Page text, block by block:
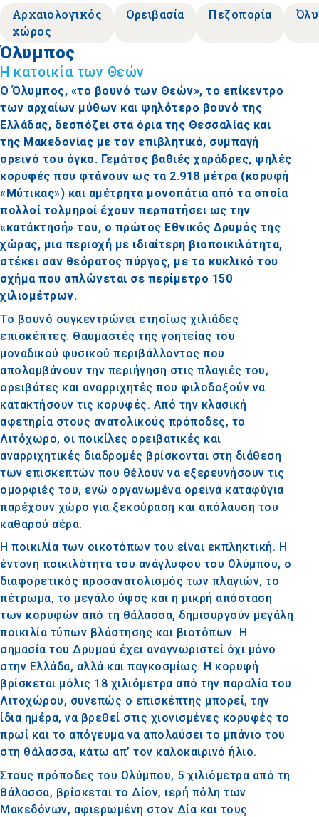
Αρχαιολογικός
χώρος
Ορειβασία Πεζοπορία
Όλυμπος
Η κατοικία των Θεών
Ο Όλυμπος, «το βουνό των Θεών», το επίκεντρο
των αρχαίων μύθων και ψηλότερο βουνό της
Ελλάδας, δεσπόζει στα όρια της Θεσσαλίας και
της Μακεδονίας με τον επιβλητικό, συμπαγή
ορεινό του όγκο. Γεμάτος βαθιές χαράδρες, ψηλές
κορυφές που φτάνουν ως τα 2.918 μέτρα (κορυφή
«Μύτικας») και αμέτρητα μονοπάτια από τα οποία
πολλοί τολμηροί έχουν περπατήσει ως την
«κατάκτησή» του, ο πρώτος Εθνικός Δρυμός της
χώρας, μια περιοχή με ιδιαίτερη βιοποικιλότητα,
στέκει σαν θεόρατος πύργος, με το κυκλικό του
σχήμα που απλώνεται σε περίμετρο 150
χιλιομέτρων.
Το βουνό συγκεντρώνει ετησίως χιλιάδες
επισκέπτες. Θαυμαστές της γοητείας του
μοναδικού φυσικού περιβάλλοντος που
απολαμβάνουν την περιήγηση στις πλαγιές του,
ορειβάτες και αναρριχητές που φιλοδοξούν να
κατακτήσουν τις κορυφές. Από την κλασική
αφετηρία στους ανατολικούς πρόποδες, το
Λιτόχωρο, οι ποικίλες ορειβατικές και
αναρριχητικές διαδρομές βρίσκονται στη διάθεση
των επισκεπτών που θέλουν να εξερευνήσουν τις
ομορφιές του, ενώ οργανωμένα ορεινά καταφύγια
παρέχουν χώρο για ξεκούραση και απόλαυση του
καθαρού αέρα.
Η ποικιλία των οικοτόπων του είναι εκπληκτική. Η
έντονη ποικιλότητα του ανάγλυφου του Ολύμπου, ο
διαφορετικός προσανατολισμός των πλαγιών, το
πέτρωμα, το μεγάλο ύψος και η μικρή απόσταση
των κορυφών από τη θάλασσα, δημιουργούν μεγάλη
ποικιλία τύπων βλάστησης και βιοτόπων. Η
σημασία του Δρυμού έχει αναγνωριστεί όχι μόνο
στην Ελλάδα, αλλά και παγκοσμίως. Η κορυφή
βρίσκεται μόλις 18 χιλιόμετρα από την παραλία του
Λιτοχώρου, συνεπώς ο επισκέπτης μπορεί, την
ίδια ημέρα, να βρεθεί στις χιονισμένες κορυφές το
πρωί και το απόγευμα να απολαύσει το μπάνιο του
στη θάλασσα, κάτω απ’ τον καλοκαιρινό ήλιο.
Στους πρόποδες του Ολύμπου, 5 χιλιόμετρα από τη
θάλασσα, βρίσκεται το Δίον, ιερή πόλη των
Μακεδόνων, αφιερωμένη στον Δία και τους